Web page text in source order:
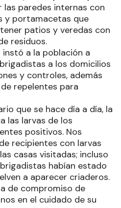
las paredes internas con
y portamacetas que
patios y veredas con
residuos.
a la población a
a los domicilios
y controles, además
repelentes para
que se hace día a día, la
las larvas de los
positivos. Nos
recipientes con larvas
casas visitadas; incluso
habían estado
a aparecer criaderos.
de compromiso de
en el cuidado de su